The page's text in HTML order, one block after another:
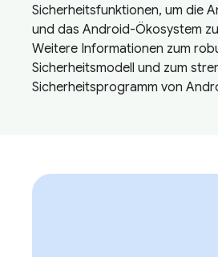
Sicherheitsfunktionen, um die
und das Android-Ökosystem
Weitere Informationen zum
Sicherheitsmodell und zum
Sicherheitsprogramm von